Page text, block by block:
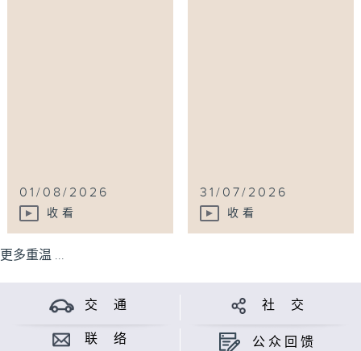
01/08/2026
收看
31/07/2026
收看
更多重温 ...
交 通 社 交
联 络 公众回馈